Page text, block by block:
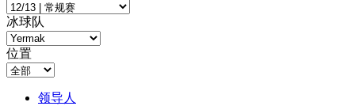
冰球队
位置
领导人